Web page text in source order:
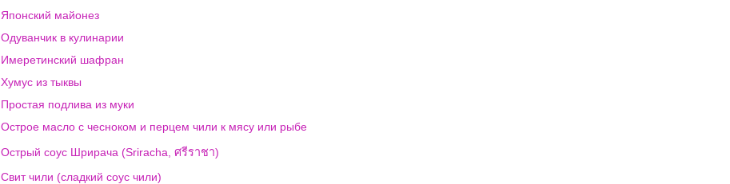
Японский майонез
Одуванчик в кулинарии
Имеретинский шафран
Хумус из тыквы
Простая подлива из муки
Острое масло с чесноком и перцем чили к мясу или рыбе
Острый соус Шрирача (Sriracha, ศรีราชา)
Свит чили (сладкий соус чили)